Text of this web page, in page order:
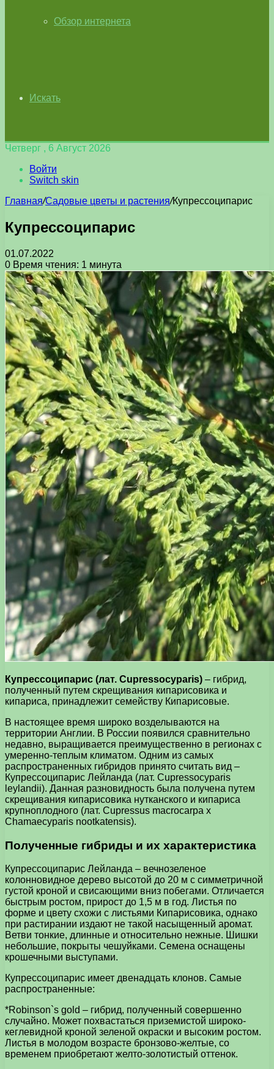
Обзор интернета
Искать
Четверг , 6 Август 2026
Войти
Switch skin
Главная/Садовые цветы и растения/Купрессоципарис
Купрессоципарис
01.07.2022
0 Время чтения: 1 минута
Купрессоципарис (лат. Cupressocyparis) – гибрид,
полученный путем скрещивания кипарисовика и
кипариса, принадлежит семейству Кипарисовые.
В настоящее время широко возделываются на
территории Англии. В России появился сравнительно
недавно, выращивается преимущественно в регионах с
умеренно-теплым климатом. Одним из самых
распространенных гибридов принято считать вид –
Купрессоципарис Лейланда (лат. Сupressocyparis
leylandii). Данная разновидность была получена путем
скрещивания кипарисовика нутканского и кипариса
крупноплодного (лат. Сupressus macrocarpa x
Сhamaeсураris nootkatensis).
Полученные гибриды и их характеристика
Купрессоципарис Лейланда – вечнозеленое
колонновидное дерево высотой до 20 м с симметричной
густой кроной и свисающими вниз побегами. Отличается
быстрым ростом, прирост до 1,5 м в год. Листья по
форме и цвету схожи с листьями Кипарисовика, однако
при растирании издают не такой насыщенный аромат.
Ветви тонкие, длинные и относительно нежные. Шишки
небольшие, покрыты чешуйками. Семена оснащены
крошечными выступами.
Купрессоципарис имеет двенадцать клонов. Самые
распространенные:
*Robinson`s gold – гибрид, полученный совершенно
случайно. Может похвастаться приземистой широко-
кеглевидной кроной зеленой окраски и высоким ростом.
Листья в молодом возрасте бронзово-желтые, со
временем приобретают желто-золотистый оттенок.